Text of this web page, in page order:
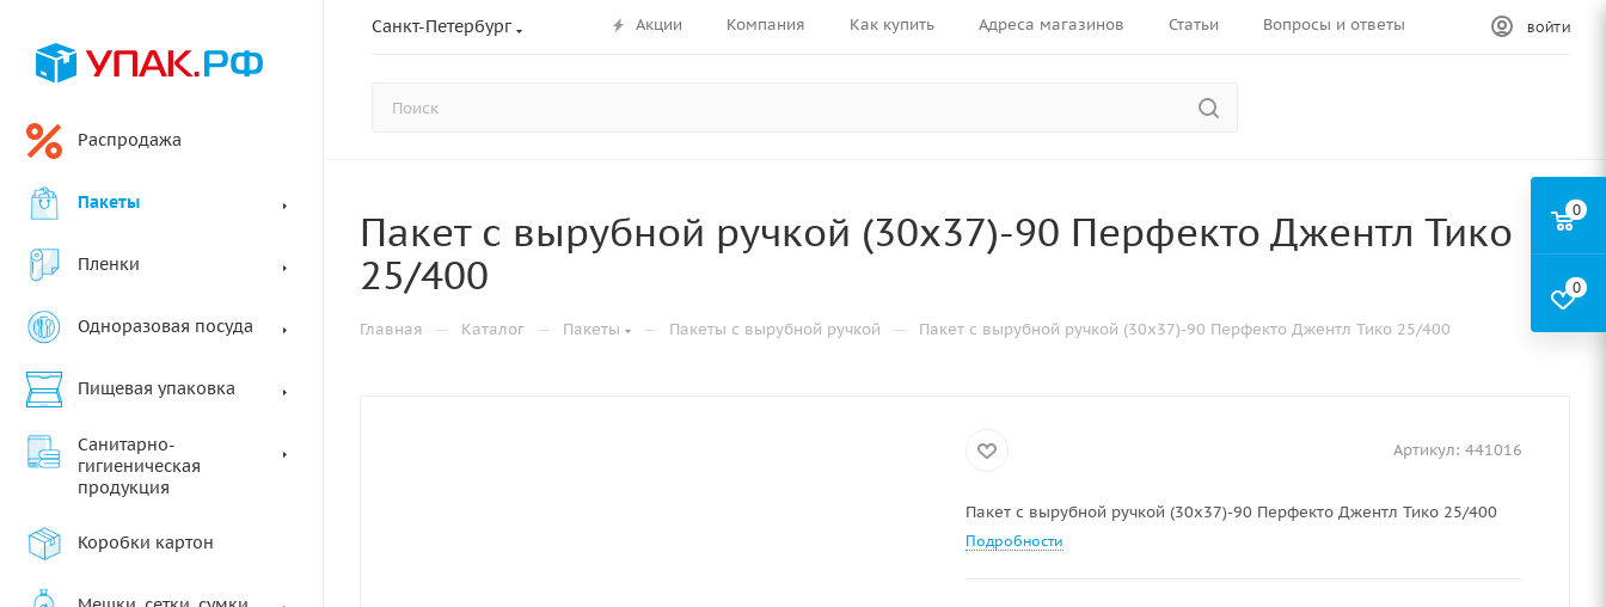
Санкт-Петербург Акции Компания Как купить Адреса магазинов Статьи Вопросы и ответы ВОЙТИ
Распродажа
Пакеты
Пленки
Одноразовая посуда
Пищевая упаковка
Санитарно-
гигиеническая
продукция
Коробки картон
Пакет с вырубной ручкой (30х37)-90 Перфекто Джентл Тико
25/400
Главная — Каталог — Пакеты — Пакеты с вырубной ручкой — Пакет с вырубной ручкой (30х37)-90 Перфекто Джентл Тико 25/400
Артикул: 441016
Пакет с вырубной ручкой (30х37)-90 Перфекто Джентл Тико 25/400
Подробности
0
0